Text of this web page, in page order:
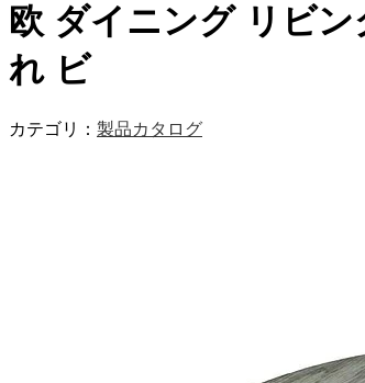
欧 ダイニング リビ
れ ビ
カテゴリ： 製品カタログ